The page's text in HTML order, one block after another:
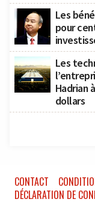
Les
pour
Les
Hadrian
dollars
CONTACT
DÉCLARATION DE